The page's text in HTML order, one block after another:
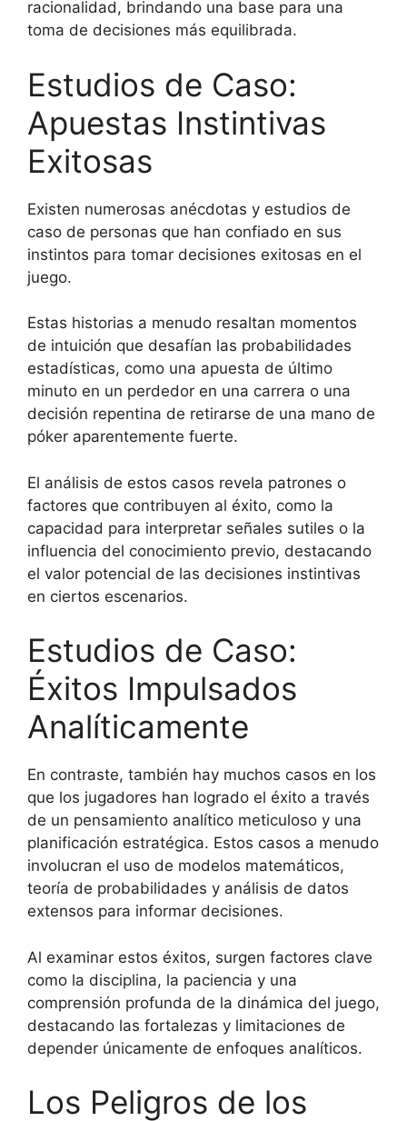
racionalidad, brindando una base para una
toma de decisiones más equilibrada.
Estudios de Caso:
Apuestas Instintivas
Exitosas
Existen numerosas anécdotas y estudios de
caso de personas que han confiado en sus
instintos para tomar decisiones exitosas en el
juego.
Estas historias a menudo resaltan momentos
de intuición que desafían las probabilidades
estadísticas, como una apuesta de último
minuto en un perdedor en una carrera o una
decisión repentina de retirarse de una mano de
póker aparentemente fuerte.
El análisis de estos casos revela patrones o
factores que contribuyen al éxito, como la
capacidad para interpretar señales sutiles o la
influencia del conocimiento previo, destacando
el valor potencial de las decisiones instintivas
en ciertos escenarios.
Estudios de Caso:
Éxitos Impulsados
Analíticamente
En contraste, también hay muchos casos en los
que los jugadores han logrado el éxito a través
de un pensamiento analítico meticuloso y una
planificación estratégica. Estos casos a menudo
involucran el uso de modelos matemáticos,
teoría de probabilidades y análisis de datos
extensos para informar decisiones.
Al examinar estos éxitos, surgen factores clave
como la disciplina, la paciencia y una
comprensión profunda de la dinámica del juego,
destacando las fortalezas y limitaciones de
depender únicamente de enfoques analíticos.
Los Peligros de los